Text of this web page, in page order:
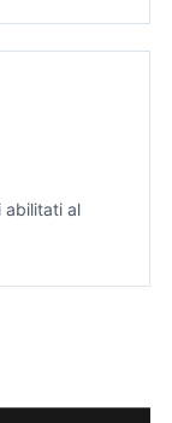
abilitati al